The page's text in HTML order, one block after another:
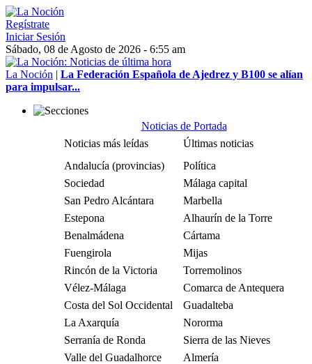
Regístrate
Iniciar Sesión
Sábado, 08 de Agosto de 2026 - 6:55 am
La Noción | La Federación Española de Ajedrez y B100 se alían
para impulsar...
Noticias de Portada
Noticias más leídas
Últimas noticias
Andalucía (provincias)
Política
Sociedad
Málaga capital
San Pedro Alcántara
Marbella
Estepona
Alhaurín de la Torre
Benalmádena
Cártama
Fuengirola
Mijas
Rincón de la Victoria
Torremolinos
Vélez-Málaga
Comarca de Antequera
Costa del Sol Occidental
Guadalteba
La Axarquía
Nororma
Serranía de Ronda
Sierra de las Nieves
Valle del Guadalhorce
Almería